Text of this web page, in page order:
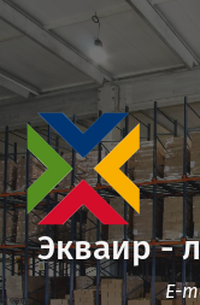
Экваир -
E-